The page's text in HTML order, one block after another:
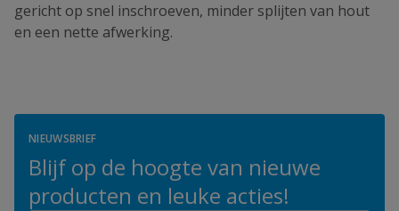
gericht op snel inschroeven, minder splijten van hout
en een nette afwerking.
NIEUWSBRIEF
Blijf op de hoogte van nieuwe
producten en leuke acties!